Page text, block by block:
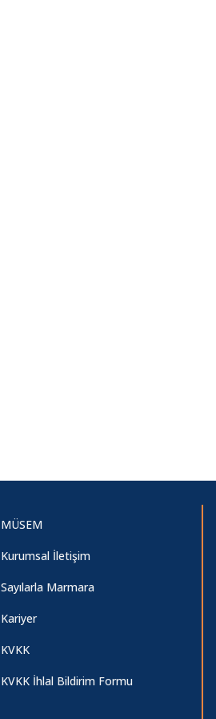
MÜSEM
Kurumsal İletişim
Sayılarla Marmara
Kariyer
KVKK
KVKK İhlal Bildirim Formu